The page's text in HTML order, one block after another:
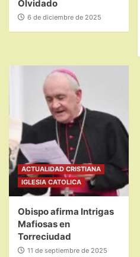
Olvidado
6 de diciembre de 2025
ACTUALIDAD CRISTIANA
IGLESIA CATOLICA
Obispo afirma Intrigas
Mafiosas en
Torreciudad
11 de septiembre de 2025